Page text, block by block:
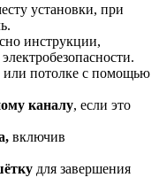
установки, при
инструкции,
или потолке с помощью
каналу, если это
включив
для завершения